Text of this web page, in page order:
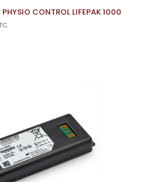
CONTROL LIFEPAK 1000